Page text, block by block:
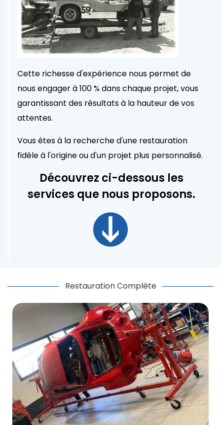
Cette richesse d'expérience nous permet de
nous engager à 100 % dans chaque projet, vous
garantissant des résultats à la hauteur de vos
attentes.
Vous êtes à la recherche d'une restauration
fidèle à l'origine ou d'un projet plus personnalisé.
Découvrez ci-dessous les
services que nous proposons.
Restauration Complète